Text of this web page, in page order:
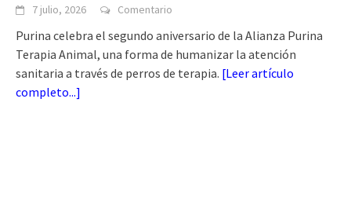
7 julio, 2026 Comentario
Purina celebra el segundo aniversario de la Alianza Purina
Terapia Animal, una forma de humanizar la atención
sanitaria a través de perros de terapia. [Leer artículo
completo...]